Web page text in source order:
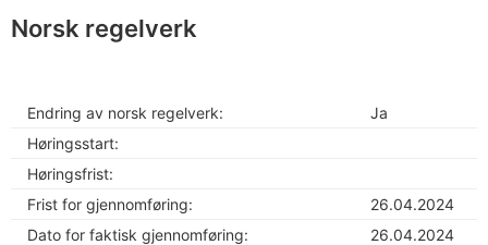
Norsk regelverk
Endring av norsk regelverk:
Ja
Høringsstart:
Høringsfrist:
Frist for gjennomføring:
26.04.2024
Dato for faktisk gjennomføring:
26.04.2024